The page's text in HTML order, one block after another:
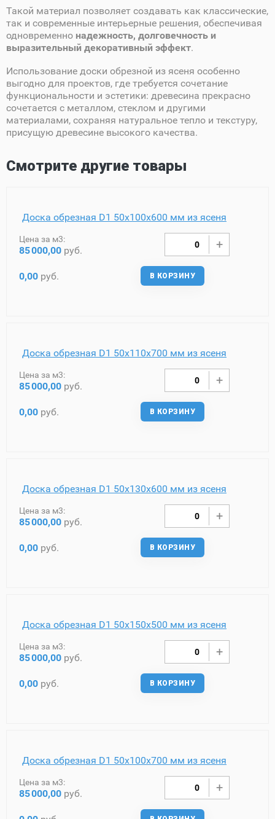
Такой материал позволяет создавать как классические,
так и современные интерьерные решения, обеспечивая
одновременно надежность, долговечность и
выразительный декоративный эффект.
Использование доски обрезной из ясеня особенно
выгодно для проектов, где требуется сочетание
функциональности и эстетики: древесина прекрасно
сочетается с металлом, стеклом и другими
материалами, сохраняя натуральное тепло и текстуру,
присущую древесине высокого качества.
Смотрите другие товары
Доска обрезная D1 50х100х600 мм из ясеня
Цена за м3:
85000,00 руб.
0,00 руб. В КОРЗИНУ
Доска обрезная D1 50х110х700 мм из ясеня
Цена за м3:
85000,00 руб.
0,00 руб. В КОРЗИНУ
Доска обрезная D1 50х130х600 мм из ясеня
Цена за м3:
85000,00 руб.
0,00 руб. В КОРЗИНУ
Доска обрезная D1 50х150х500 мм из ясеня
Цена за м3:
85000,00 руб.
0,00 руб. В КОРЗИНУ
Доска обрезная D1 50х100х700 мм из ясеня
Цена за м3:
85000,00 руб.